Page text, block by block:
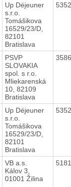
Up Déjeuner
s.r.o.
Tomášikova
16529/23/D,
82101
Bratislava
PSVP
SLOVAKIA
spol. s r.o.
Mliekarenská
10, 82109
Bratislava
Up Déjeuner
s.r.o.
Tomášikova
16529/23/D,
82101
Bratislava
VB a.s.
Kálov 3,
01001 Žilina